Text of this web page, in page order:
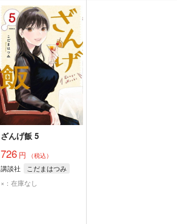
ざんげ飯 5
726 円 （税込）
講談社
こだまはつみ
×：在庫なし